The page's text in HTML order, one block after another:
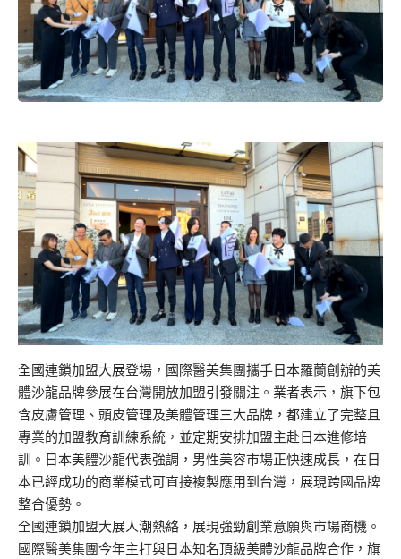
全國連鎖加盟大展登場，國際醫美集團攜手日本羅蘭創辦的美
體沙龍品牌參展在台灣開放加盟引發關注。業者表示，旗下包
含皮膚管理、頭皮管理及美體管理三大品牌，都建立了完整且
專業的加盟教育訓練系統，並定期安排加盟主赴日本進修培
訓。日本美體沙龍代表強調，男性美容市場正快速成長，在日
本已經成功的商業模式可直接複製應用到台灣，展現跨國品牌
整合優勢。
全國連鎖加盟大展人潮熱絡，展現強勁創業意願與市場商機。
國際醫美集團今年主打與日本知名頂級美體沙龍品牌合作，旗